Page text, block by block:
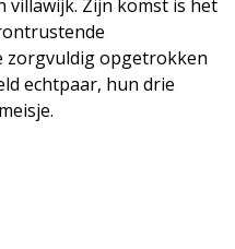
villawijk. Zijn komst is het
zorgvuldig opgetrokken
echtpaar, hun drie